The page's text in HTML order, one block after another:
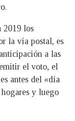
2019 los
la vía postal, es
a las
el voto, el
antes del «día
y luego